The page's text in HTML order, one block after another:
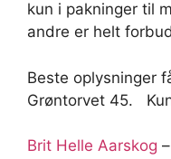
kun i pakninger til
andre er helt
Beste oplysninger
Grøntorvet 45.
Brit Helle Aarskog